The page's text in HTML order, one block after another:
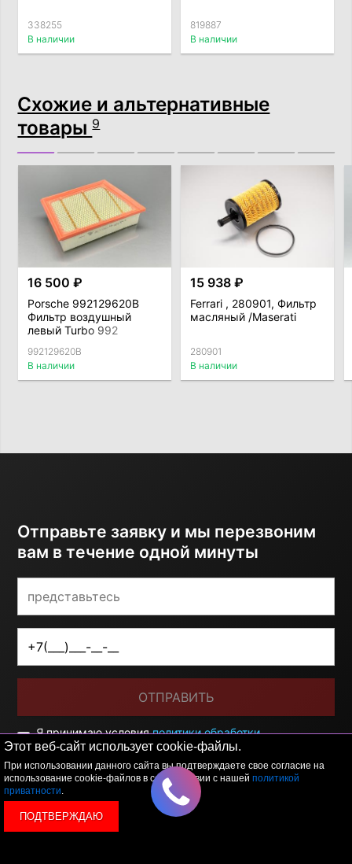
Этот веб-сайт использует cookie-файлы.
При использовании данного сайта вы подтверждаете свое согласие на
использование cookie-файлов в соответствии с нашей политикой
приватности.
ПОДТВЕРЖДАЮ
338255
В наличии
819887
В наличии
Схожие и альтернативные
товары9
16 500 ₽
Porsche 992129620B
Фильтр воздушный
левый Turbo 992
992129620B
В наличии
15 938 ₽
Ferrari , 280901, Фильтр
масляный /Maserati
280901
В наличии
Отправьте заявку и мы перезвоним
вам в течение одной минуты
ОТПРАВИТЬ
Я принимаю условияполитики обработки
персональных данных